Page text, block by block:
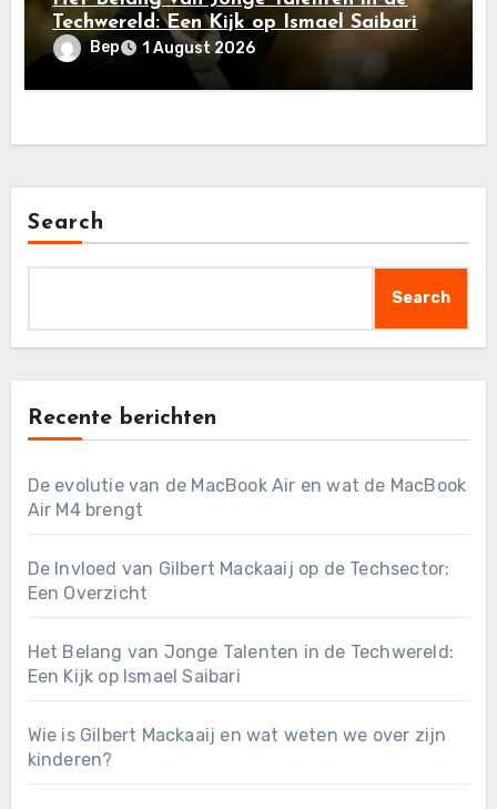
Techwereld: Een Kijk op Ismael Saibari
Bep 1 August 2026
Search
Search
Recente berichten
De evolutie van de MacBook Air en wat de MacBook
Air M4 brengt
De Invloed van Gilbert Mackaaij op de Techsector:
Een Overzicht
Het Belang van Jonge Talenten in de Techwereld:
Een Kijk op Ismael Saibari
Wie is Gilbert Mackaaij en wat weten we over zijn
kinderen?